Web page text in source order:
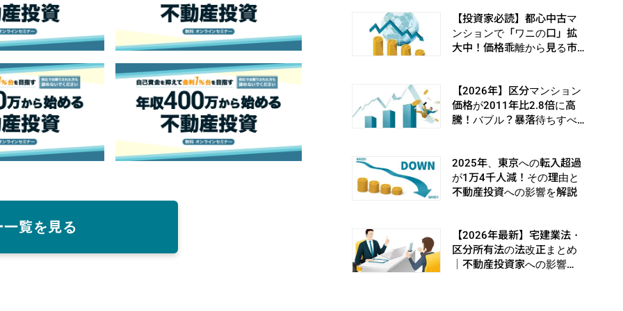
覧を見る
【投資家必読】都心中古マ
ンションで「ワニの口」拡
大中！価格乖離から見る市
【2026年】区分マンション
価格が2011年比2.8倍に高
騰！バブル？暴落待ちすべ
2025年、東京への転入超過
が1万4千人減！その理由と
不動産投資への影響を解説
【2026年最新】宅建業法・
区分所有法の法改正まとめ
｜不動産投資家への影響